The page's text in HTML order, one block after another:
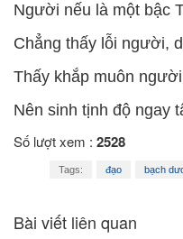
Người nếu là một bậc
Chẳng thấy lỗi người,
Thấy khắp muôn
Nên sinh tịnh độ ngay
Số lượt xem : 2528
Tags: đạo bạch
Bài viết liên quan